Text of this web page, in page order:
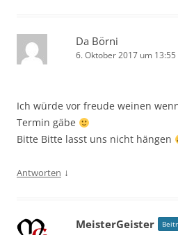
Da Börni
6. Oktober 2017 um
Ich würde vor freude weinen
Termin gäbe
Bitte Bitte lasst uns nicht hängen
Antworten ↓
MeisterGeister